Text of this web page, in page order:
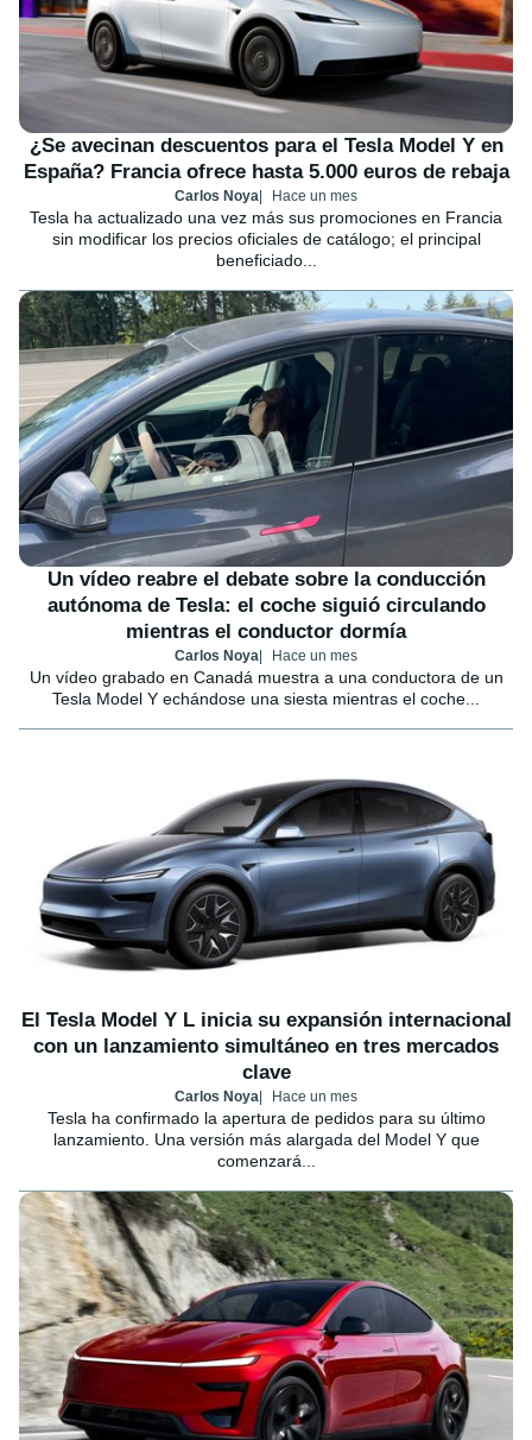
¿Se avecinan descuentos para el Tesla Model Y en
España? Francia ofrece hasta 5.000 euros de rebaja
Carlos Noya Hace un mes
Tesla ha actualizado una vez más sus promociones en Francia
sin modificar los precios oficiales de catálogo; el principal
beneficiado...
Un vídeo reabre el debate sobre la conducción
autónoma de Tesla: el coche siguió circulando
mientras el conductor dormía
Carlos Noya Hace un mes
Un vídeo grabado en Canadá muestra a una conductora de un
Tesla Model Y echándose una siesta mientras el coche...
El Tesla Model Y L inicia su expansión internacional
con un lanzamiento simultáneo en tres mercados
clave
Carlos Noya Hace un mes
Tesla ha confirmado la apertura de pedidos para su último
lanzamiento. Una versión más alargada del Model Y que
comenzará...